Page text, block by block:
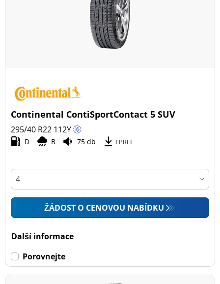
Continental ContiSportContact 5 SUV
295/40 R22 112Y
D B 75 db EPREL
ŽÁDOST O CENOVOU NABÍDKU
Další informace
Porovnejte